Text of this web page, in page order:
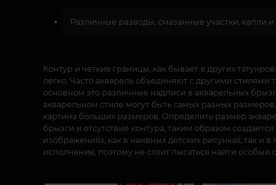
Различные разводы, смазанные участки, капли
Контур и четкие границы, как бывает в других
легко. Часто акварель объединяют с другими стилями
основном это различные надписи в акварельных
акварельном стиле могут быть самых разных
картина больших размеров. Определить размер
брызги и отсутствие контура, таким образом
изображениях, как в наивных детских рисунках, так
исполнение, поэтому не стоит пытаться найти